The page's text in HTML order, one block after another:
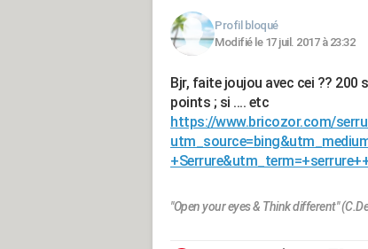
Profil bloqué
Modifié le 17 juil. 2017 à 23:32
Bjr, faite joujou avec cei ?? 200
points ; si .... etc
https://www.bricozor.com/
"Open your eyes & Think different"